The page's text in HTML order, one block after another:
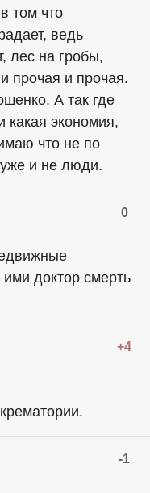
том что
ведь
лес на гробы,
прочая и прочая.
А так где
какая экономия,
что не по
и не люди.
0
ими доктор смерть
+4
-1